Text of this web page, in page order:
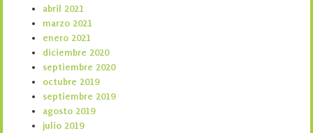
abril 2021
marzo 2021
enero 2021
diciembre 2020
septiembre 2020
octubre 2019
septiembre 2019
agosto 2019
julio 2019